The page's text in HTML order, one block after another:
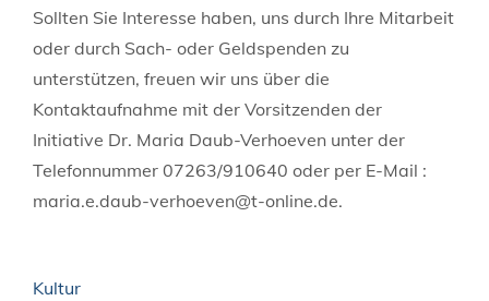
Sollten Sie Interesse haben, uns durch Ihre Mitarbeit
oder durch Sach- oder Geldspenden zu
unterstützen, freuen wir uns über die
Kontaktaufnahme mit der Vorsitzenden der
Initiative Dr. Maria Daub-Verhoeven unter der
Telefonnummer 07263/910640 oder per E-Mail :
maria.e.daub-verhoeven@t-online.de.
Kultur